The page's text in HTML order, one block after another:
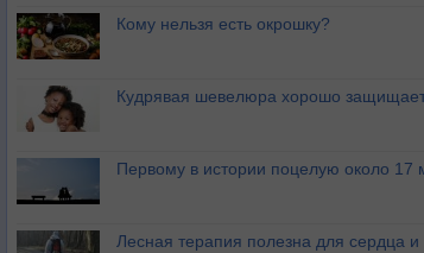
Кому нельзя есть окрошку?
Кудрявая шевелюра хорошо защищает
Первому в истории поцелую около 17
Лесная терапия полезна для сердца